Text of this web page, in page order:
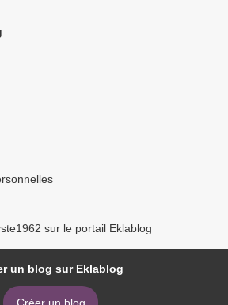
sur le portail Eklablog
un blog sur Eklablog